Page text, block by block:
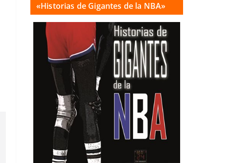
«Historias de Gigantes de la NBA»